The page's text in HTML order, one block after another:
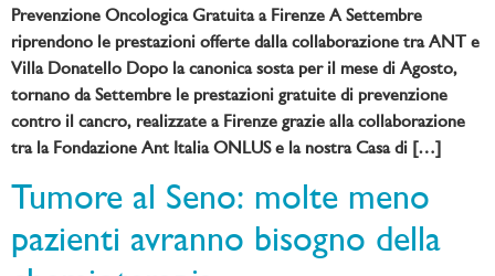
Prevenzione Oncologica Gratuita a Firenze A Settembre
riprendono le prestazioni offerte dalla collaborazione tra ANT e
Villa Donatello Dopo la canonica sosta per il mese di Agosto,
tornano da Settembre le prestazioni gratuite di prevenzione
contro il cancro, realizzate a Firenze grazie alla collaborazione
tra la Fondazione Ant Italia ONLUS e la nostra Casa di […]
Tumore al Seno: molte meno
pazienti avranno bisogno della